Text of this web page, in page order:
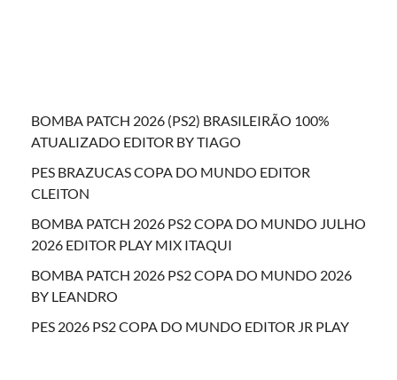
BOMBA PATCH 2026 (PS2) BRASILEIRÃO 100%
ATUALIZADO EDITOR BY TIAGO
PES BRAZUCAS COPA DO MUNDO EDITOR
CLEITON
BOMBA PATCH 2026 PS2 COPA DO MUNDO JULHO
2026 EDITOR PLAY MIX ITAQUI
BOMBA PATCH 2026 PS2 COPA DO MUNDO 2026
BY LEANDRO
PES 2026 PS2 COPA DO MUNDO EDITOR JR PLAY